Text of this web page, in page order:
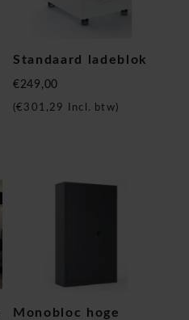
Standaard ladeblok
€249,00
(€301,29 Incl. btw)
Monobloc hoge